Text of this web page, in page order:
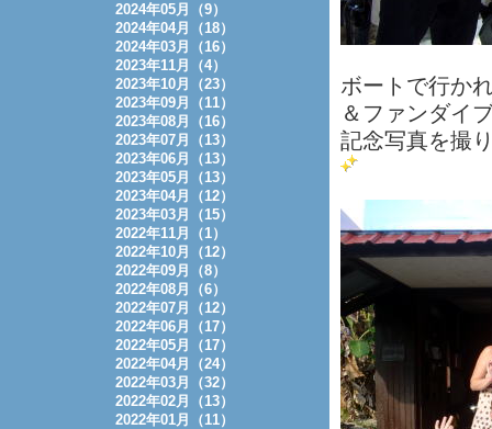
ボートで行か
＆ファンダイ
記念写真を撮
2024年05月（9）
2024年04月（18）
2024年03月（16）
2023年11月（4）
2023年10月（23）
2023年09月（11）
2023年08月（16）
2023年07月（13）
2023年06月（13）
2023年05月（13）
2023年04月（12）
2023年03月（15）
2022年11月（1）
2022年10月（12）
2022年09月（8）
2022年08月（6）
2022年07月（12）
2022年06月（17）
2022年05月（17）
2022年04月（24）
2022年03月（32）
2022年02月（13）
2022年01月（11）